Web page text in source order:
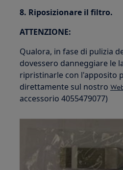
8. Riposizionare il filtro.
ATTENZIONE:
Qualora, in fase di pulizia
dovessero danneggiare le
ripristinarle con l'apposito
direttamente sul nostro
accessorio 4055479077)